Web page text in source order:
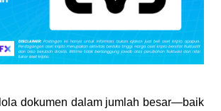
dokumen dalam jumlah besar—baik